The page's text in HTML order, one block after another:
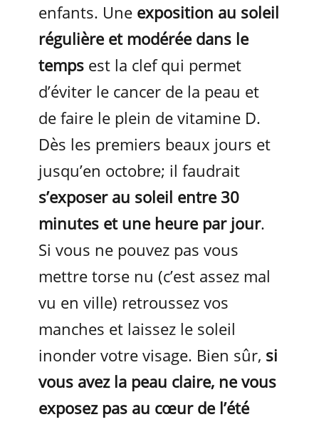
enfants. Une exposition au soleil
régulière et modérée dans le
temps est la clef qui permet
d’éviter le cancer de la peau et
de faire le plein de vitamine D.
Dès les premiers beaux jours et
jusqu’en octobre; il faudrait
s’exposer au soleil entre 30
minutes et une heure par jour.
Si vous ne pouvez pas vous
mettre torse nu (c’est assez mal
vu en ville) retroussez vos
manches et laissez le soleil
inonder votre visage. Bien sûr, si
vous avez la peau claire, ne vous
exposez pas au cœur de l’été